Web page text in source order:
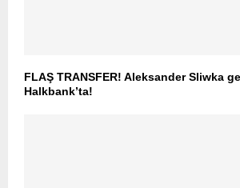
FLAŞ TRANSFER! Aleksander Sliwka
Halkbank’ta!